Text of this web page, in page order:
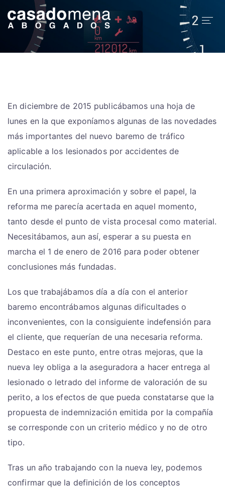
Inicio
Blog
Trabaje Con Nosotros
En diciembre de 2015 publicábamos una hoja de
lunes en la que exponíamos algunas de las novedades
más importantes del nuevo baremo de tráfico
aplicable a los lesionados por accidentes de
circulación.
En una primera aproximación y sobre el papel, la
reforma me parecía acertada en aquel momento,
tanto desde el punto de vista procesal como material.
Necesitábamos, aun así, esperar a su puesta en
marcha el 1 de enero de 2016 para poder obtener
conclusiones más fundadas.
Los que trabajábamos día a día con el anterior
baremo encontrábamos algunas dificultades o
inconvenientes, con la consiguiente indefensión para
el cliente, que requerían de una necesaria reforma.
Destaco en este punto, entre otras mejoras, que la
nueva ley obliga a la aseguradora a hacer entrega al
lesionado o letrado del informe de valoración de su
perito, a los efectos de que pueda constatarse que la
propuesta de indemnización emitida por la compañía
se corresponde con un criterio médico y no de otro
tipo.
Tras un año trabajando con la nueva ley, podemos
confirmar que la definición de los conceptos